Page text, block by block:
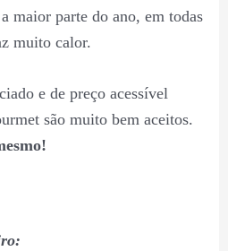
maior parte do ano, em todas
muito calor.
e de preço acessível
são muito bem aceitos.